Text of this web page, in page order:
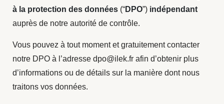
à la protection des données (“DPO”) indépendant
auprès de notre autorité de contrôle.
Vous pouvez à tout moment et gratuitement contacter
notre DPO à l’adresse dpo@ilek.fr afin d’obtenir plus
d’informations ou de détails sur la manière dont nous
traitons vos données.